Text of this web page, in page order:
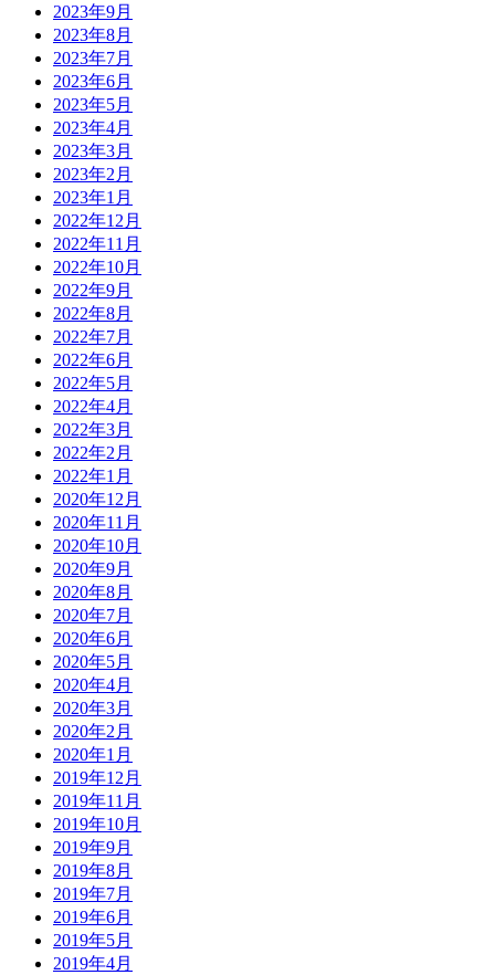
2023年9月
2023年8月
2023年7月
2023年6月
2023年5月
2023年4月
2023年3月
2023年2月
2023年1月
2022年12月
2022年11月
2022年10月
2022年9月
2022年8月
2022年7月
2022年6月
2022年5月
2022年4月
2022年3月
2022年2月
2022年1月
2020年12月
2020年11月
2020年10月
2020年9月
2020年8月
2020年7月
2020年6月
2020年5月
2020年4月
2020年3月
2020年2月
2020年1月
2019年12月
2019年11月
2019年10月
2019年9月
2019年8月
2019年7月
2019年6月
2019年5月
2019年4月